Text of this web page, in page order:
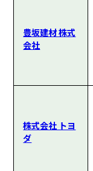
豊坂建材 株式
会社
株式会社 トヨ
ダ